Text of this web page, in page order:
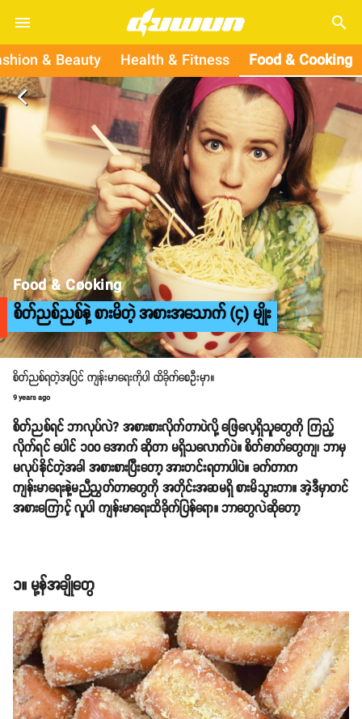
search
& Beauty Health & Fitness Food & Cooking
arrow_back_ios
Food & Cooking
စိတ်ညစ်ညစ်နဲ့ စားမိတဲ့ အစားအသောက် (၄) မျိုး
စိတ်ညစ်ရတဲ့အပြင် ကျန်းမာရေးကိုပါ ထိခိုက်စေဦးမှာ။
9 years ago
စိတ်ညစ်ရင် ဘာလုပ်လဲ? အစားစားလိုက်တာပဲလို့ ဖြေလေ့ရှိသူတွေကို ကြည့်
လိုက်ရင် ပေါင် ၁၀၀ အောက် ဆိုတာ မရှိသလောက်ပဲ။ စိတ်ဓာတ်တွေကျ၊ ဘာမှ
မလုပ်နိုင်တဲ့အခါ အစားစားပြီးတော့ အားတင်းရတာပါပဲ။ ခက်တာက
ကျန်းမာရေးနဲ့မညီညွတ်တာတွေကို အတိုင်းအဆမရှိ စားမိသွားတာ။ အဲ့ဒီမှာတင်
အစားကြောင့် လူပါ ကျန်းမာရေးထိခိုက်ပြန်ရော။ ဘာတွေလဲဆိုတော့
၁။ မု့န်အချိုတွေ